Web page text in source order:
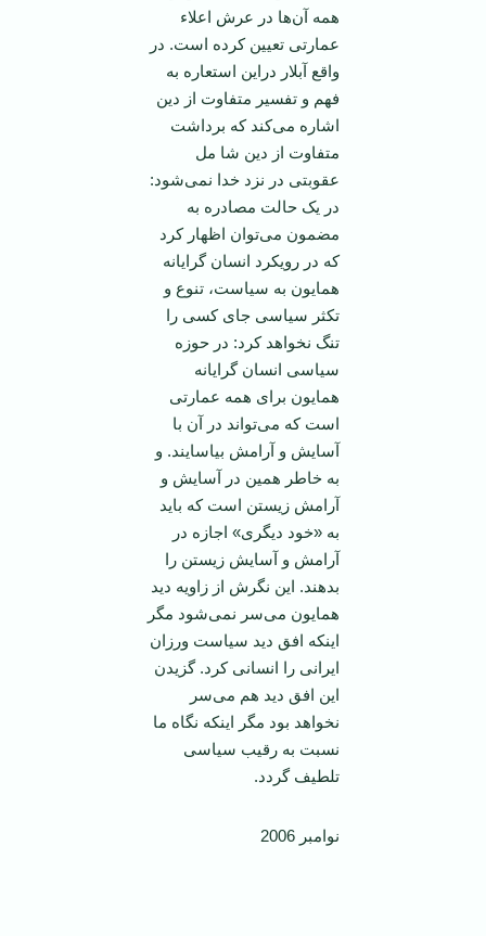
همه آن‌ها در عرش اعلاء
عمارتی تعیین کرده است. در
واقع آبلار دراین استعاره به
فهم و تفسیر متفاوت از دین
اشاره می‌کند که برداشت
متفاوت از دین شا مل
عقوبتی در نزد خدا نمی‌شود:
در یک حالت مصادره به
مضمون می‌توان اظهار کرد
که در رویکرد انسان گرایانه
همایون به سیاست، تنوع و
تکثر سیاسی جای کسی را
تنگ نخواهد کرد: در حوزه
سیاسی انسان گرایانه
همایون برای همه عمارتی
است که می‌تواند در آن با
آسایش و آرامش بیاسایند. و
به خاطر همین در آسایش و
آرامش زیستن است که باید
به «خود دیگری» اجازه در
آرامش و آسایش زیستن را
بدهند. این نگرش از زاویه دید
همایون می‌سر نمی‌شود مگر
اینکه افق دید سیاست ورزان
ایرانی را انسانی کرد. گزیدن
این افق دید هم می‌سر
نخواهد بود مگر اینکه نگاه ما
نسبت به رقیب سیاسی
تلطیف گردد.
نوامبر 2006